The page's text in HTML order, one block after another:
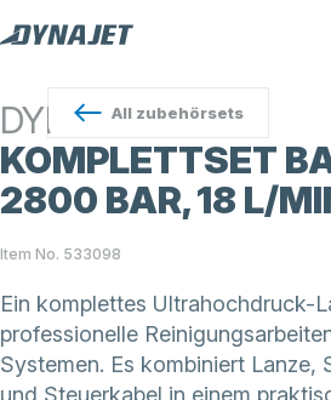
All zubehörsets
DYNAJET
KOMPLETTSET
2800 BAR, 18 L/
Item No. 533098
Ein komplettes Ultrahochdruck-
professionelle
Systemen. Es kombiniert Lanze,
und Steuerkabel in einem